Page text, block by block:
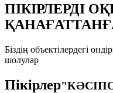
ПІКІРЛЕРДІ
Біздің объектілердегі
шолулар
Пікірлер